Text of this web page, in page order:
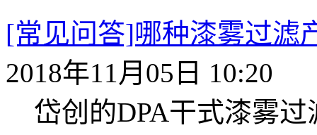
[常见问答]哪种漆雾过滤
2018年11月05日 10:20
岱创的DPA干式漆雾